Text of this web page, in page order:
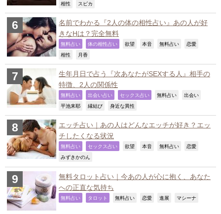
相性 スピカ
名前でわかる『2人の体の相性占い』あの人が好
きなHは？完全無料
無料占い 体の相性占い 欲望 本音 無料占い 恋愛
相性 月香
生年月日で占う『次あなたがSEXする人』相手の
特徴、2人の関係性
無料占い 出会い占い セックス占い 無料占い 出会い
平池来耶 縁結び 身近な異性
エッチ占い｜あの人はどんなエッチが好き？エッ
チしたくなる状況
無料占い セックス占い 欲望 本音 無料占い 恋愛
みずきかのん
無料タロット占い｜今あの人が心に抱く、あなた
への正直な気持ち
無料占い タロット 無料占い 恋愛 進展 マシーナ